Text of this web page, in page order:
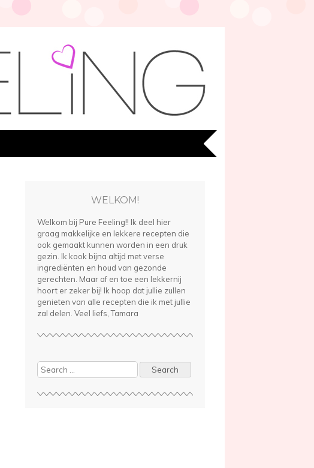
WELKOM!
Welkom bij Pure Feeling!! Ik deel hier
graag makkelijke en lekkere recepten die
ook gemaakt kunnen worden in een druk
gezin. Ik kook bijna altijd met verse
ingrediënten en houd van gezonde
gerechten. Maar af en toe een lekkernij
hoort er zeker bij! Ik hoop dat jullie zullen
genieten van alle recepten die ik met jullie
zal delen. Veel liefs, Tamara
Search